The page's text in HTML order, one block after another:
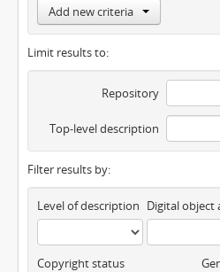
Add new criteria
Limit results to:
Repository
Top-level description
Filter results by:
Level of description
Copyright status